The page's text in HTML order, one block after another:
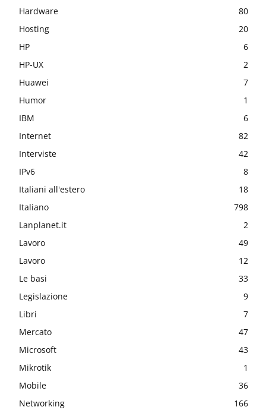
Hardware
80
Hosting
20
HP
6
HP-UX
2
Huawei
7
Humor
1
IBM
6
Internet
82
Interviste
42
IPv6
8
Italiani all'estero
18
Italiano
798
Lanplanet.it
2
Lavoro
49
Lavoro
12
Le basi
33
Legislazione
9
Libri
7
Mercato
47
Microsoft
43
Mikrotik
1
Mobile
36
Networking
166